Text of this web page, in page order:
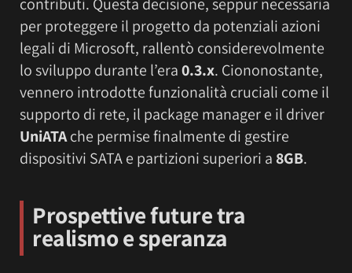
per proteggere il progetto da potenziali azioni
legali di Microsoft, rallentò considerevolmente
lo sviluppo durante l’era0.3.x. Ciononostante,
vennero introdotte funzionalità cruciali come il
supporto di rete, il package manager e il driver
UniATAche permise finalmente di gestire
dispositivi SATA e partizioni superiori a 8GB.
Prospettive future tra
realismo e speranza